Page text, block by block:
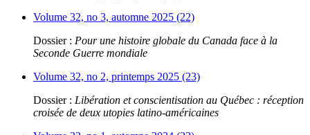
Volume 32, no 3, automne 2025 (22)
Dossier : Pour une histoire globale du Canada face à la
Seconde Guerre mondiale
Volume 32, no 2, printemps 2025 (23)
Dossier : Libération et conscientisation au Québec : réception
croisée de deux utopies latino-américaines